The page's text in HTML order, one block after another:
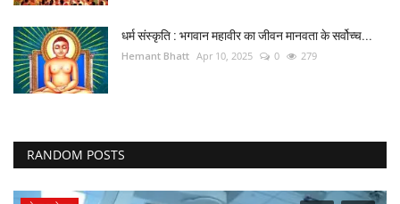
धर्म संस्कृति : भगवान महावीर का जीवन मानवता के सर्वोच्च...
Hemant Bhatt Apr 10, 2025 0 279
RANDOM POSTS